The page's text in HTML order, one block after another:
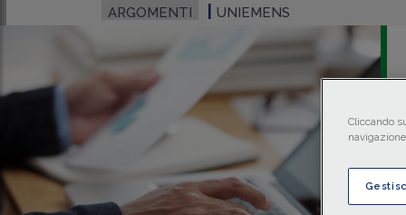
ARGOMENTI UNIEMENS
Cliccando